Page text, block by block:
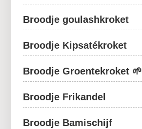
Broodje goulashkroket
Broodje Kipsatékroket
Broodje Groentekroket 🌱
Broodje Frikandel
Broodje Bamischijf